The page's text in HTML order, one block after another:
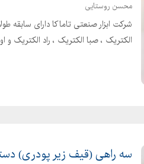
محسن روستایی
شرکت ابزار صنعتی تاماکا دارای سابقه
الکتریک ، صبا الکتریک ، راد الکتریک و
سه راهی (قیف زیر پودری)